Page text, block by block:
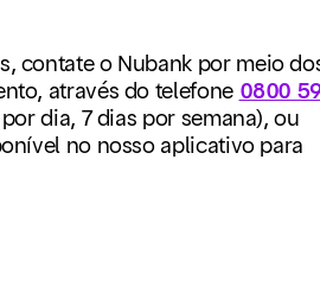
contate o Nubank por meio
através do telefone 0800
dia, 7 dias por semana), ou
no nosso aplicativo para